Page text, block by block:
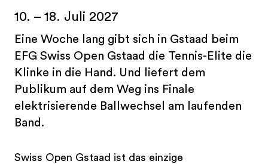
10. – 18. Juli 2027
Eine Woche lang gibt sich in Gstaad beim
EFG Swiss Open Gstaad die Tennis-Elite die
Klinke in die Hand. Und liefert dem
Publikum auf dem Weg ins Finale
elektrisierende Ballwechsel am laufenden
Band.
Swiss Open Gstaad ist das einzige